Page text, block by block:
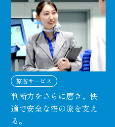
旅客サービス
判断力をさらに磨き、快
適で安全な空の旅を支え
る。